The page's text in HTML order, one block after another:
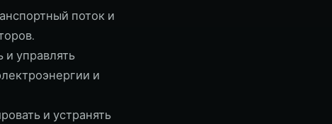
поток и
управлять
и
и устранять